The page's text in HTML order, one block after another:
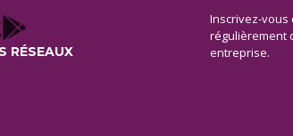
RÉSEAUX
Inscrivez-
régulièrement
entreprise.